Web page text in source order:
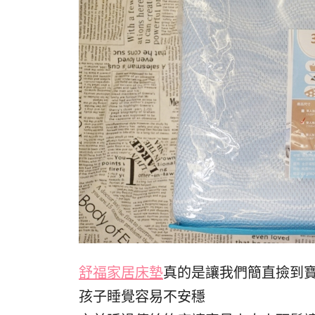
舒福家居床墊真的是讓我們簡直撿到
孩子睡覺容易不安穩